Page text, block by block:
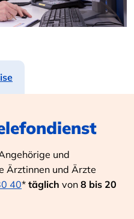
und
Ärztinnen und Ärzte
40* täglich von 8 bis 20